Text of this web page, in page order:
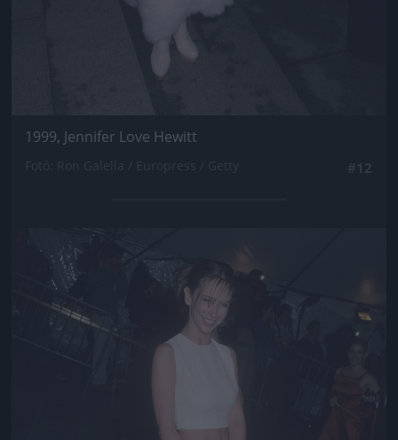
1999, Jennifer Love Hewitt